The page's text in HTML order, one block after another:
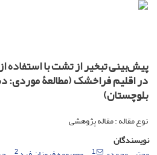
پیش‌بینی تبخیر از تشت با
در اقلیم فراخشک (مطالعۀ
بلوچستان)
نوع مقاله : مقاله پژوهشی
نویسندگان
1
2